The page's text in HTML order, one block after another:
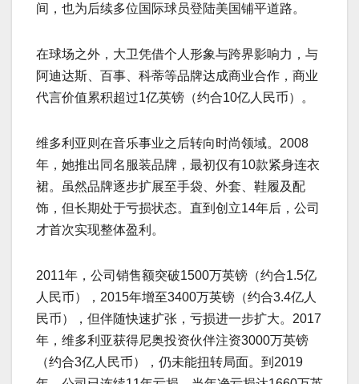
间，也为后续多位国际球员登陆美国铺平道路。
在球场之外，大卫凭借个人形象与跨界影响力，与
阿迪达斯、百事、科蒂等品牌达成商业合作，商业
代言价值累积超过1亿英镑（约合10亿人民币）。
维多利亚则在音乐事业之后转向时尚领域。2008
年，她推出同名服装品牌，最初仅有10款紧身连衣
裙。虽然品牌逐步扩展至手袋、外套、鞋履及配
饰，但长期处于亏损状态。直到创立14年后，公司
才首次实现整体盈利。
2011年，公司销售额突破1500万英镑（约合1.5亿
人民币），2015年增至3400万英镑（约合3.4亿人
民币），但伴随快速扩张，亏损进一步扩大。2017
年，维多利亚获得尼奥投资伙伴注资3000万英镑
（约合3亿人民币），仍未能扭转局面。到2019